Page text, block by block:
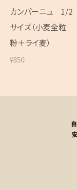
カンパーニュ 1/2
サイズ（小麦全粒
粉＋ライ麦）
¥850